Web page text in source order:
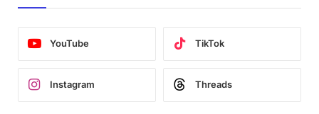
YouTube TikTok
Instagram Threads